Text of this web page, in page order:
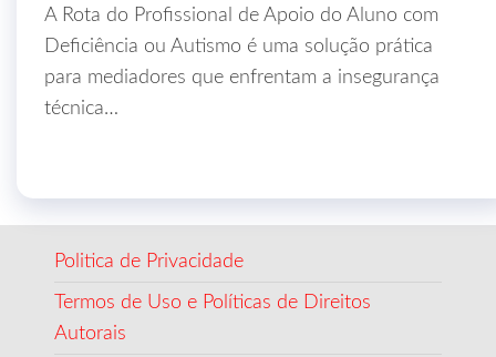
A Rota do Profissional de Apoio do Aluno com
Deficiência ou Autismo é uma solução prática
para mediadores que enfrentam a insegurança
técnica…
Politica de Privacidade
Termos de Uso e Políticas de Direitos
Autorais